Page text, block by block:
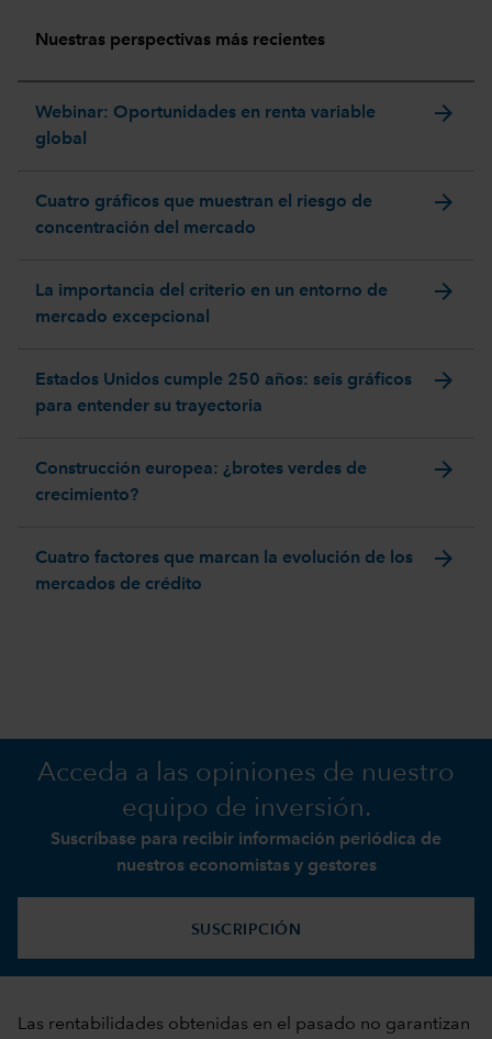
Nuestras perspectivas más recientes
Webinar: Oportunidades en renta variable
global
arrow_forward
Cuatro gráficos que muestran el riesgo de
concentración del mercado
arrow_forward
La importancia del criterio en un entorno de
mercado excepcional
arrow_forward
Estados Unidos cumple 250 años: seis gráficos
para entender su trayectoria
arrow_forward
Construcción europea: ¿brotes verdes de
crecimiento?
arrow_forward
Cuatro factores que marcan la evolución de los
mercados de crédito
arrow_forward
Acceda a las opiniones de nuestro
equipo de inversión.
Suscríbase para recibir información periódica de
nuestros economistas y gestores
SUSCRIPCIÓN
Las rentabilidades obtenidas en el pasado no garantizan